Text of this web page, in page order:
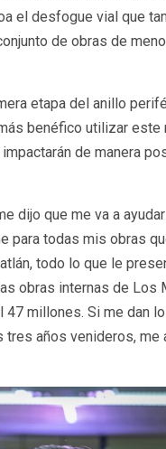
el desfogue vial que
de obras de
etapa del anillo
benéfico utilizar este
de manera
dijo que me va a
para todas mis obras
todo lo que le
obras internas de Los
47 millones. Si me dan
años venideros, me